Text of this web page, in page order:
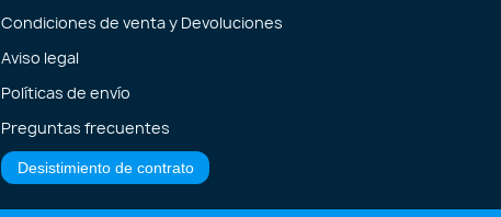
Condiciones de venta y Devoluciones
Aviso legal
Políticas de envío
Preguntas frecuentes
Desistimiento de contrato